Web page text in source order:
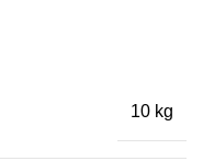
10 kg